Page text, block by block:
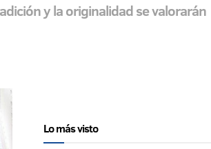
y la originalidad se valorarán
Lo más visto